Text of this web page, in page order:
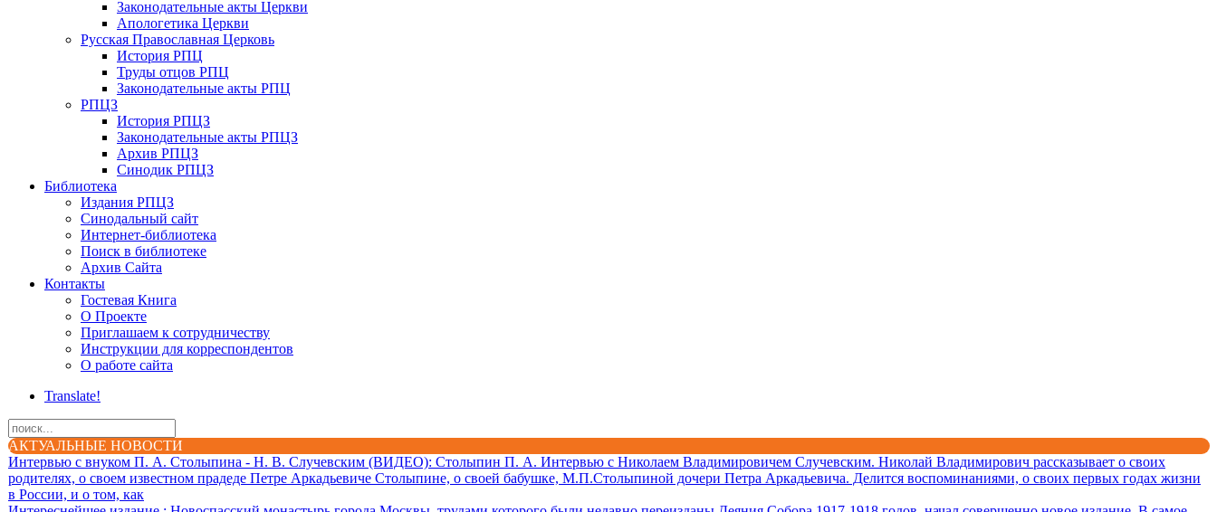
Законодательные акты Церкви
Апологетика Церкви
Русская Православная Церковь
История РПЦ
Труды отцов РПЦ
Законодательные акты РПЦ
РПЦЗ
История РПЦЗ
Законодательные акты РПЦЗ
Архив РПЦЗ
Синодик РПЦЗ
Библиотека
Издания РПЦЗ
Синодальный сайт
Интернет-библиотека
Поиск в библиотеке
Архив Сайта
Контакты
Гостевая Книга
О Проекте
Приглашаем к сотрудничеству
Инструкции для корреспондентов
О работе сайта
Translate!
АКТУАЛЬНЫЕ НОВОСТИ
Интервью с внуком П. А. Столыпина - Н. В. Случевским (ВИДЕО): Столыпин П. А. Интервью с Николаем Владимировичем Случевским. Николай Владимирович рассказывает о своих
родителях, о своем известном прадеде Петре Аркадьевиче Столыпине, о своей бабушке, М.П.Столыпиной дочери Петра Аркадьевича. Делится воспоминаниями, о своих первых годах жизни
в России, и о том, как